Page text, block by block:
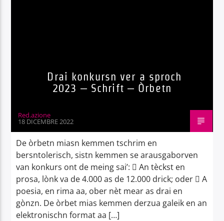
Drai konkursn ver a sproch
2023 – Schrift – Òrbetn
Red.azione
18 DICEMBRE 2022
De òrbetn miasn kemmen tschrim en
bersntolerisch, sistn kemmen se arausgaborven
van konkurs ont de meing sai’:  An tèckst en
prosa, lònk va de 4.000 as de 12.000 drick; oder  A
poesia, en rima aa, ober nèt mear as drai en
gònzn. De òrbet mias kemmen derzua galeik en an
elektronischn format aa […]